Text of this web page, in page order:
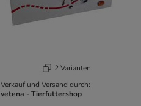
2 Varianten
Verkauf und Versand durch:
vetena - Tierfuttershop